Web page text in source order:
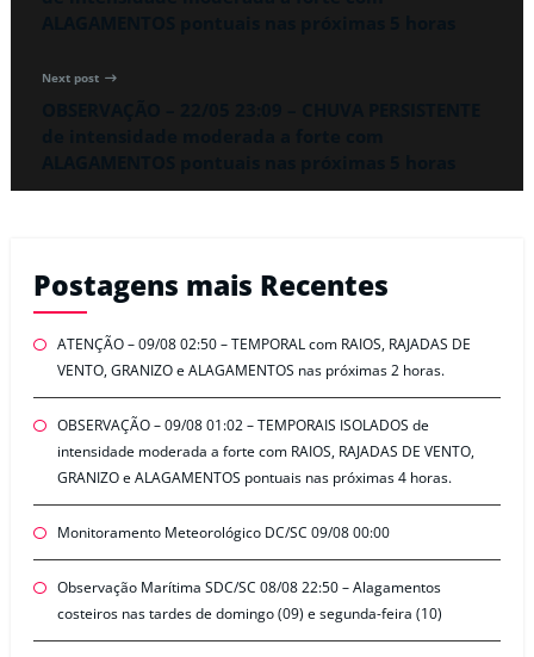
Next post
Postagens mais Recentes
ATENÇÃO – 09/08 02:50 – TEMPORAL com RAIOS, RAJADAS DE
VENTO, GRANIZO e ALAGAMENTOS nas próximas 2 horas.
OBSERVAÇÃO – 09/08 01:02 – TEMPORAIS ISOLADOS de
intensidade moderada a forte com RAIOS, RAJADAS DE VENTO,
GRANIZO e ALAGAMENTOS pontuais nas próximas 4 horas.
Monitoramento Meteorológico DC/SC 09/08 00:00
Observação Marítima SDC/SC 08/08 22:50 – Alagamentos
costeiros nas tardes de domingo (09) e segunda-feira (10)